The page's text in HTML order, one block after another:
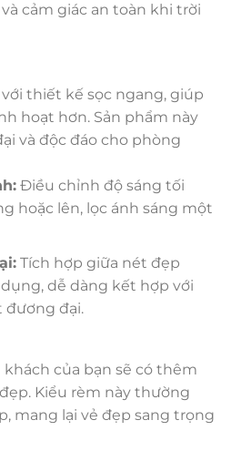
cảm giác an toàn khi trời
thiết kế sọc ngang, giúp
hoạt hơn. Sản phẩm này
và độc đáo cho phòng
Điều chỉnh độ sáng tối
hoặc lên, lọc ánh sáng một
Tích hợp giữa nét đẹp
dễ dàng kết hợp với
đương đại.
của bạn sẽ có thêm
Kiểu rèm này thường
mang lại vẻ đẹp sang trọng